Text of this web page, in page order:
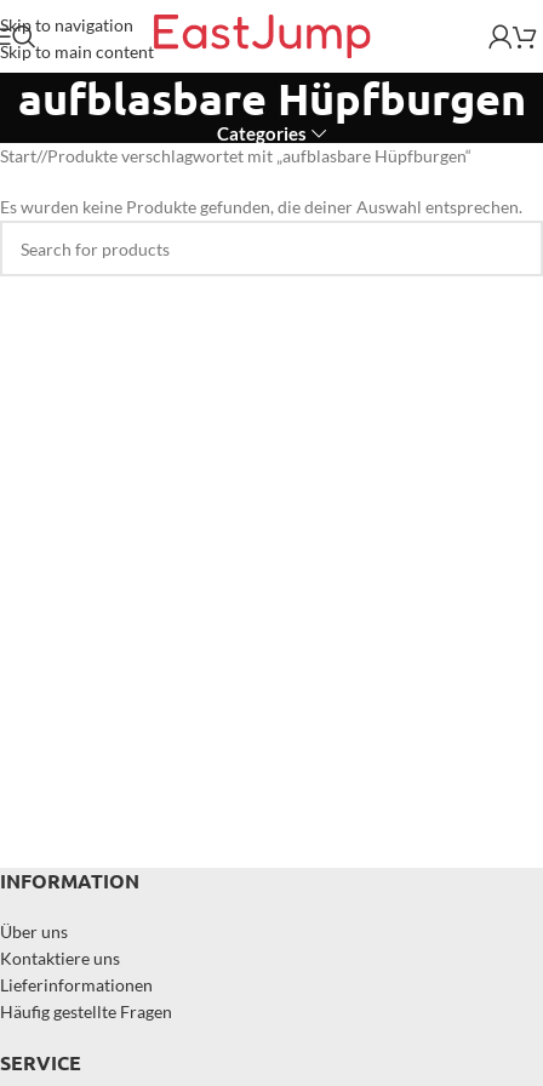
Skip to navigation
Skip to main content
aufblasbare Hüpfburgen
Categories
Start/ Produkte verschlagwortet mit „aufblasbare Hüpfburgen“
Es wurden keine Produkte gefunden, die deiner Auswahl entsprechen.
INFORMATION
Über uns
Kontaktiere uns
Lieferinformationen
Häufig gestellte Fragen
SERVICE